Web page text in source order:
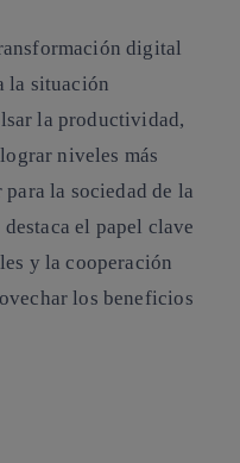
digital
la situación
la productividad,
niveles más
la sociedad de la
el papel clave
y la cooperación
los beneficios